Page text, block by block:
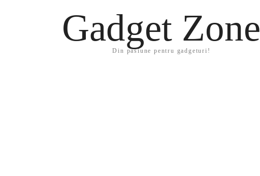
Gadget Zone
Din pasiune pentru gadgeturi!